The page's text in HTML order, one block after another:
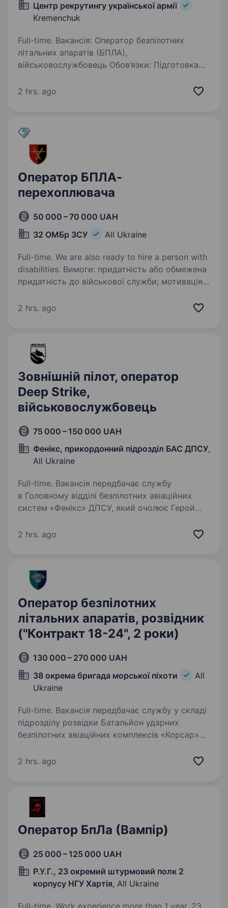
Центр рекрутингу української армії
Kremenchuk
Full-time. Вакансія: Оператор безпілотних
літальних апаратів (БПЛА),
військовослужбовець Обов’язки: Підготовка
літальних апаратах згідно з вказівками
2 hrs. ago
Оператор БПЛА-
перехоплювача
50 000 – 70 000 UAH
32 ОМБр ЗСУ
All Ukraine
Full-time. We are also ready to hire a person with
disabilities. Вимоги: придатність або обмежена
придатність до військової служби; мотивація
до виконання завдань; базові навички роботи
2 hrs. ago
Зовнішній пілот, оператор
Deep Strike,
військовослужбовець
75 000 – 150 000 UAH
Фенікс, прикордонний підрозділ БАС ДПСУ,
All Ukraine
Full-time. Вакансія передбачає службу
в Головному відділі безпілотних авіаційних
систем «Фенікс» ДПСУ, який очолює Герой
підрозділ, який за неповний 2025 рік уразив
2 hrs. ago
Оператор безпілотних
літальних апаратів, розвідник
("Контракт 18-24", 2 роки)
130 000 – 270 000 UAH
38 окрема бригада морської піхоти
All
Ukraine
Full-time. Вакансія передбачає службу у складі
підрозділу розвідки Батальйон ударних
безпілотних авіаційних комплексів «Корсар»
за короткий час від моменту створення
2 hrs. ago
Оператор БпЛа (Вампір)
25 000 – 125 000 UAH
Р.У.Г., 23 окремий штурмовий полк 2
корпусу НГУ Хартія, All Ukraine
Full-time. Work experience more than 1 year. 23